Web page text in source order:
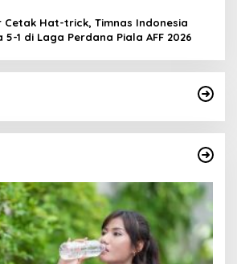
Cetak Hat-trick, Timnas Indonesia
5-1 di Laga Perdana Piala AFF 2026